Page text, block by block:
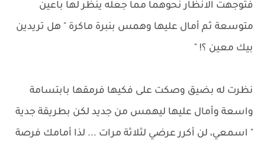
فتوجهت الانظار نحوهما مما جعله ينظر لها باعين
متوسعة ثم أمال عليها وهمس بنبرة ماكرة " هل تريدين
بيك معين ؟! "
نظرت له بضيق وصكت على فكيها فرمقها بابتسامة
واسعة وأمال عليها ليهمس من جديد لكن بطريقة جدية
" اسمعي، لن أكرر عرضي لثلاثة مرات ... لذا أمامك فرصة